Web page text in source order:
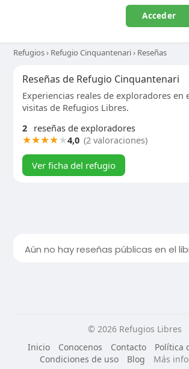
Acceder
Refugios› Refugio Cinquantenari› Reseñas
Reseñas de Refugio Cinquantenari
Experiencias reales de exploradores en
visitas de Refugios Libres.
2
reseñas de exploradores
★★★★★4,0 (2 valoraciones)
Ver ficha del refugio
Aún no hay reseñas públicas en el
© 2026 Refugios Libres
Inicio
Conocenos Contacto
Política
Condiciones de uso
Blog
Más